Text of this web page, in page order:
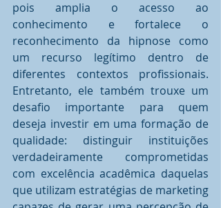
pois amplia o acesso ao
conhecimento e fortalece o
reconhecimento da hipnose como
um recurso legítimo dentro de
diferentes contextos profissionais.
Entretanto, ele também trouxe um
desafio importante para quem
deseja investir em uma formação de
qualidade: distinguir instituições
verdadeiramente comprometidas
com excelência acadêmica daquelas
que utilizam estratégias de marketing